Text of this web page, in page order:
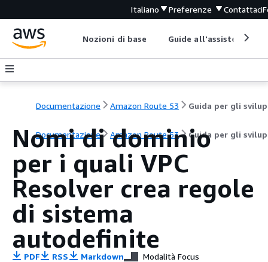
Italiano Preferenze Contattaci
Nozioni di base Guide all'assistenza
Documentazione Amazon Route 53
Documentazione Amazon Route 53 Guida per gli
Nomi di dominio
per i quali VPC
Resolver crea regole
di sistema
autodefinite
PDF RSS Markdown Modalità Focus